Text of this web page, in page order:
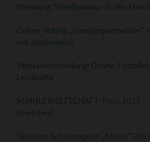
Hamburg: Schulbautour in den
Online-Voting „Energiesparmeister“
mit abstimmen!
Verbraucherbildung: Online-
Lehrkräfte
SCHULEWIRTSCHAFT-Preis 2023
bewerben!
Sachsen: Schulmagazin „Klasse“